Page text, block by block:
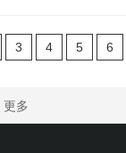
3 4 5 6
更多